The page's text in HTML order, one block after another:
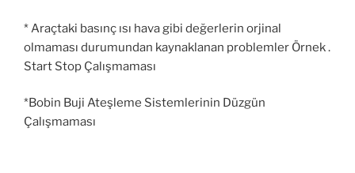
* Araçtaki basınç ısı hava gibi değerlerin orjinal
olmaması durumundan kaynaklanan problemler Örnek .
Start Stop Çalışmaması
*Bobin Buji Ateşleme Sistemlerinin Düzgün
Çalışmaması